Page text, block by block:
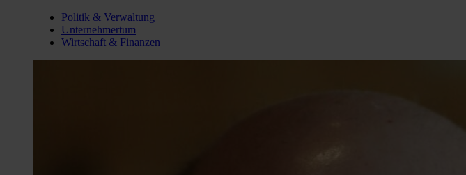
Politik & Verwaltung
Unternehmertum
Wirtschaft & Finanzen